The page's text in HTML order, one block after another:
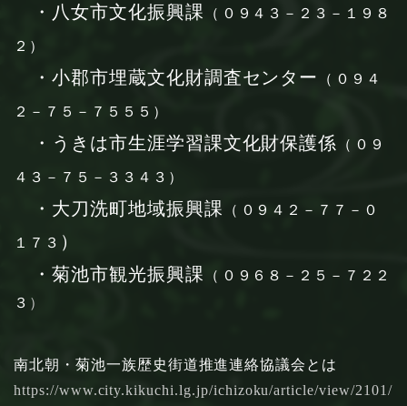
・八女市文化振興課 （ ０９４３－２３－１９８
２）
・小郡市埋蔵文化財調査センター （ ０９４
２－７５－７５５５）
・うきは市生涯学習課文化財保護係 （ ０９
４３－７５－３３４３）
・大刀洗町地域振興課 （ ０９４２－７７－０
１７３ ）
・菊池市観光振興課 （ ０９６８－２５－７２２
３ ）
南北朝・菊池一族歴史街道推進連絡協議会とは
https://www.city.kikuchi.lg.jp/ichizoku/article/view/2101/